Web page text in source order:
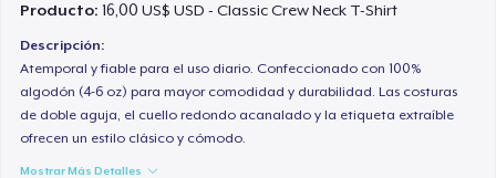
Producto:16,00 US$ USD - Classic Crew Neck T-Shirt
Descripción:
Atemporal y fiable para el uso diario. Confeccionado con 100%
algodón (4-6 oz) para mayor comodidad y durabilidad. Las costuras
de doble aguja, el cuello redondo acanalado y la etiqueta extraíble
ofrecen un estilo clásico y cómodo.
Mostrar Más Detalles